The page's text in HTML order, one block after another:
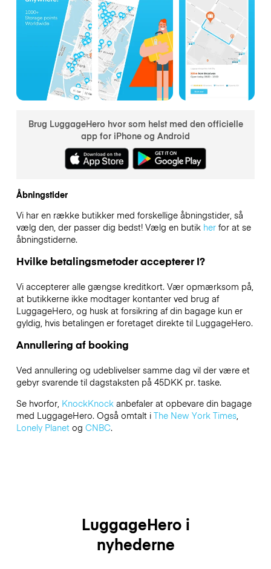
Brug LuggageHero hvor som helst med den officielle
app for iPhone og Android
Åbningstider
Vi har en række butikker med forskellige åbningstider, så
vælg den, der passer dig bedst! Vælg en butik herfor at se
åbningstiderne.
Hvilke betalingsmetoder accepterer I?
Vi accepterer alle gængse kreditkort. Vær opmærksom på,
at butikkerne ikke modtager kontanter ved brug af
LuggageHero, og husk at forsikring af din bagage kun er
gyldig, hvis betalingen er foretaget direkte til LuggageHero.
Annullering af booking
Ved annullering og udeblivelser samme dag vil der være et
gebyr svarende til dagstaksten på 45DKK pr. taske.
Se hvorfor, KnockKnockanbefaler at opbevare din bagage
med LuggageHero. Også omtalt i The New York Times,
Lonely Planetog CNBC.
LuggageHero i
nyhederne